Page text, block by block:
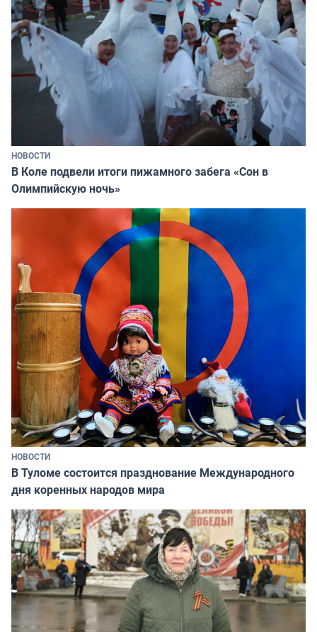
НОВОСТИ
В Коле подвели итоги пижамного забега «Сон в
Олимпийскую ночь»
НОВОСТИ
В Туломе состоится празднование Международного
дня коренных народов мира